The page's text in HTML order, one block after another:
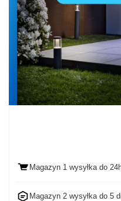
Magazyn 1 wysyłka do
Magazyn 2 wysyłka do 5